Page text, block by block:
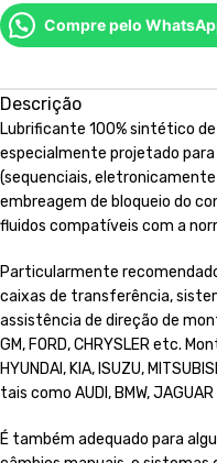
Compre pelo
Descrição
Lubrificante 100% sintético
especialmente projetado
(sequenciais,
embreagem de bloqueio do
fluidos compatíveis com a
Particularmente
caixas de transferência,
assistência de direção de
GM, FORD, CHRYSLER etc.
HYUNDAI, KIA, ISUZU,
tais como AUDI, BMW, JAGUAR
É também adequado para